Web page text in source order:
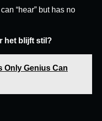
“hear” but has no
het blijft stil?
Only Genius Can